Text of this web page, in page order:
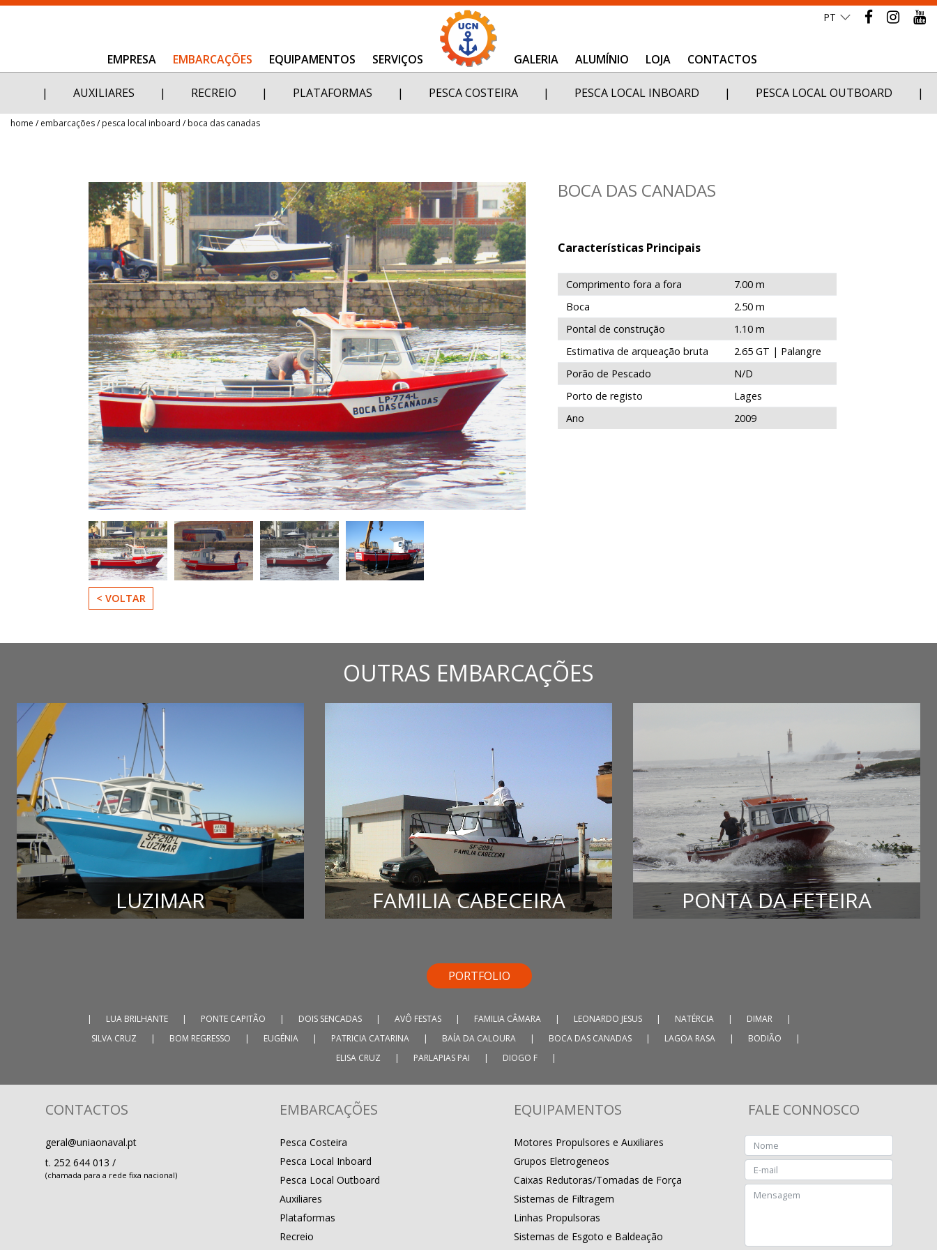
Empresa
Embarcações
Contactos
EMPRESA EMBARCAÇÕES EQUIPAMENTOS SERVIÇOS GALERIA ALUMÍNIO LOJA CONTACTOS
| AUXILIARES | RECREIO | PLATAFORMAS | PESCA COSTEIRA | PESCA LOCAL INBOARD | PESCA LOCAL OUTBOARD |
home embarcações pesca local inboard boca das canadas
< VOLTAR
BOCA DAS CANADAS
Características Principais
Comprimento fora a fora
7.00 m
Boca
2.50 m
Pontal de construção
1.10 m
Estimativa de arqueação bruta
2.65 GT | Palangre
Porão de Pescado
N/D
Porto de registo
Lages
Ano
2009
OUTRAS EMBARCAÇÕES
LUZIMAR FAMILIA CABECEIRA PONTA DA FETEIRA
PORTFOLIO
| LUA BRILHANTE | PONTE CAPITÃO | DOIS SENCADAS | AVÔ FESTAS | FAMILIA CÂMARA | LEONARDO JESUS | NATÉRCIA | DIMAR
|
SILVA CRUZ
| BOM REGRESSO | EUGÉNIA | PATRICIA CATARINA | BAÍA DA CALOURA | BOCA DAS CANADAS | LAGOA RASA | BODIÃO
|
ELISA CRUZ
| PARLAPIAS PAI | DIOGO F |
CONTACTOS
geral@uniaonaval.pt
t. 252 644 013 /
(chamada para a rede fixa nacional)
EMBARCAÇÕES
Pesca Costeira
Pesca Local Inboard
Pesca Local Outboard
Auxiliares
Plataformas
Recreio
EQUIPAMENTOS
Motores Propulsores e Auxiliares
Grupos Eletrogeneos
Caixas Redutoras/Tomadas de Força
Sistemas de Filtragem
Linhas Propulsoras
Sistemas de Esgoto e Baldeação
FALE CONNOSCO